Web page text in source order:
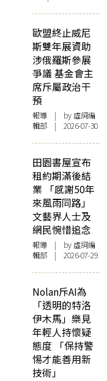
歐盟終止威尼
斯雙年展資助
涉俄羅斯參展
爭議 基金會主
席斥屬政治干
預
報導 | by 虛詞編
輯部 | 2026-07-30
田園書屋宣布
租約期滿後結
業 「感謝50年
來風雨同路」
文藝界人士及
網民惋惜追念
報導 | by 虛詞編
輯部 | 2026-07-29
Nolan斥AI為
「透明的特洛
伊木馬」樂見
年輕人持懷疑
態度 「保持警
惕才能善用新
技術」